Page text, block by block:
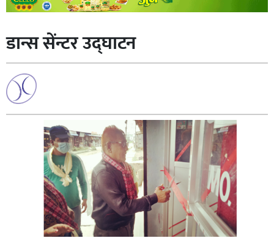
डान्स सेंन्टर उद्घाटन